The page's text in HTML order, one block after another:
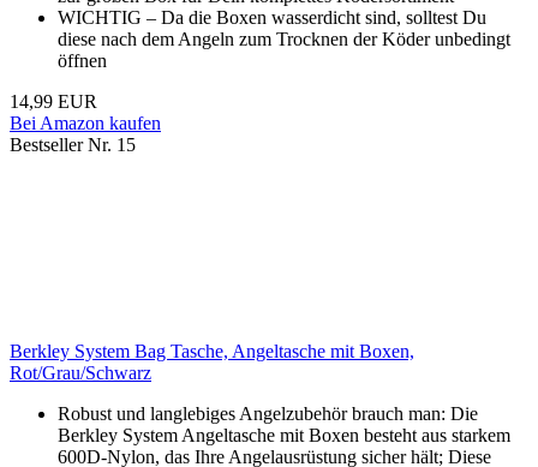
WICHTIG – Da die Boxen wasserdicht sind, solltest Du
diese nach dem Angeln zum Trocknen der Köder unbedingt
öffnen
14,99 EUR
Bei Amazon kaufen
Bestseller Nr. 15
Berkley System Bag Tasche, Angeltasche mit Boxen,
Rot/Grau/Schwarz
Robust und langlebiges Angelzubehör brauch man: Die
Berkley System Angeltasche mit Boxen besteht aus starkem
600D-Nylon, das Ihre Angelausrüstung sicher hält; Diese